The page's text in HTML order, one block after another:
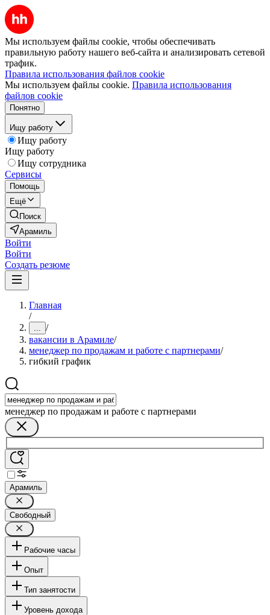
Мы используем файлы cookie, чтобы обеспечивать
правильную работу нашего веб-сайта и анализировать сетевой
трафик.
Правила использования файлов cookie
Мы используем файлы cookie. Правила использования
файлов cookie
Понятно
Ищу работу
Ищу работу
Ищу работу
Ищу сотрудника
Сервисы
Помощь
Ещё
Поиск
Арамиль
Войти
Войти
Создать резюме
Главная
/
... /
вакансии в Арамиле/
менеджер по продажам и работе с партнерами/
гибкий график
менеджер по продажам и работе с партнерами
Арамиль
Свободный
Рабочие часы
Опыт
Тип занятости
Уровень дохода